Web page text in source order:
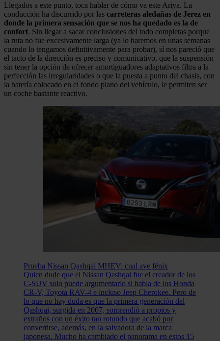
Llegados a este punto, toca hablar de cómo va este Ariya. La
conducción ha discurrido por las carreteras aledañas de Jerez en
donde la primera sensación que se nos ha quedado es la de
confort. Sin llegar a sacar conclusiones del todo completas porque
la ruta no fue excesivamente larga (ya lo haremos en unas semanas
cuando lo tengamos definitivamente para probar), sí nos pareció que
el tacto de la dirección es preciso y comunicativo, que la suspensión
sin tener la opción de ofrecer amortiguadores adaptativos filtra a la
perfección las irregularidades o que la puesta a punto del chasis, con
la batería colocado en el fondo plano del vehículo, le permiten ser
un coche bastante reactivo.
Prueba Nissan Qashqai MHEV: cual ave fénix
Quien dude que el Nissan Qashqai fue el creador de los
C-SUV solo puede argumentarlo si habla de los Honda
CR-V, Toyota RAV-4 e incluso Jeep Cherokee. Pero de
lo que no hay duda es que la primera generación del
Qashqai, surgida en 2007, sorprendió a propios y
extraños con un éxito tan rotundo que acabó por
convertirse, además, en la salvadora de la marca
japonesa. Mucho ha cambiado el panorama en estos 15